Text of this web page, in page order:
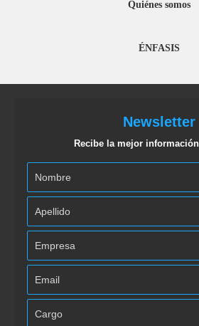
Quiénes somos
ÉNFASIS
Newsletter
Recibe la mejor